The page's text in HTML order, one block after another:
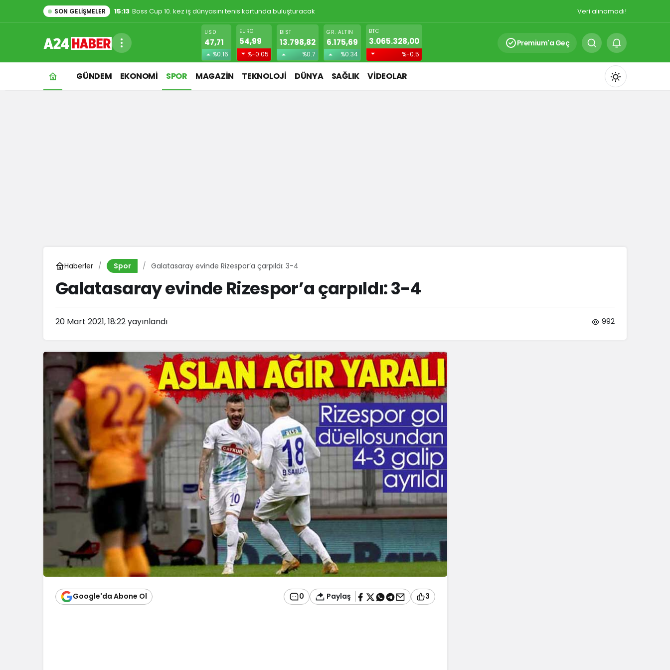
SON GELIŞMELER 1:48 Evde kedi besleyenler dikkat! Gizlice yerleşen parazit, görme kaybına yol açıyor Veri alınamadı!
USD
47,71
%0.16
EURO
54,99
%-0.05
BIST
13.798,82
%0.7
GR. ALTIN
6.175,69
%0.34
BTC
3.065.328,00
%-0.5
Premium'a Geç
GÜNDEM EKONOMİ SPOR MAGAZİN TEKNOLOJİ DÜNYA SAĞLIK VİDEOLAR
Mod
Haberler Spor Galatasaray evinde Rizespor’a çarpıldı: 3-4
Galatasaray evinde Rizespor’a çarpıldı: 3-4
20 Mart 2021, 18:22yayınlandı 992
Google'da Abone Ol 0 Paylaş 3